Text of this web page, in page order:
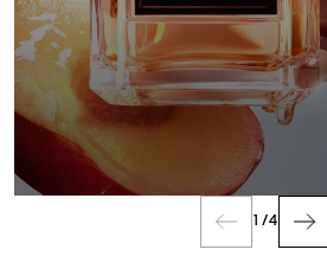
1 /4